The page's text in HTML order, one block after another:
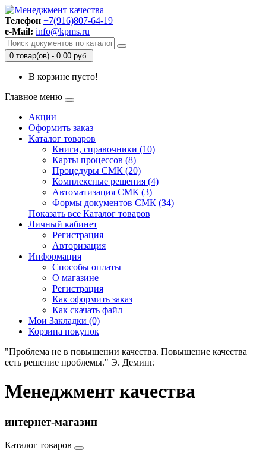
Телефон +7(916)807-64-19
e-Mail: info@kpms.ru
0 товар(ов) - 0.00 руб.
В корзине пусто!
Главное меню
Акции
Оформить заказ
Каталог товаров
Книги, справочники (10)
Карты процессов (8)
Процедуры СМК (20)
Комплексные решения (4)
Автоматизация СМК (3)
Формы документов СМК (34)
Показать все Каталог товаров
Личный кабинет
Регистрация
Авторизация
Информация
Способы оплаты
О магазине
Регистрация
Как оформить заказ
Как скачать файл
Мои Закладки (0)
Корзина покупок
"Проблема не в повышении качества. Повышение качества
есть решение проблемы." Э. Деминг.
Менеджмент качества
интернет-магазин
Каталог товаров